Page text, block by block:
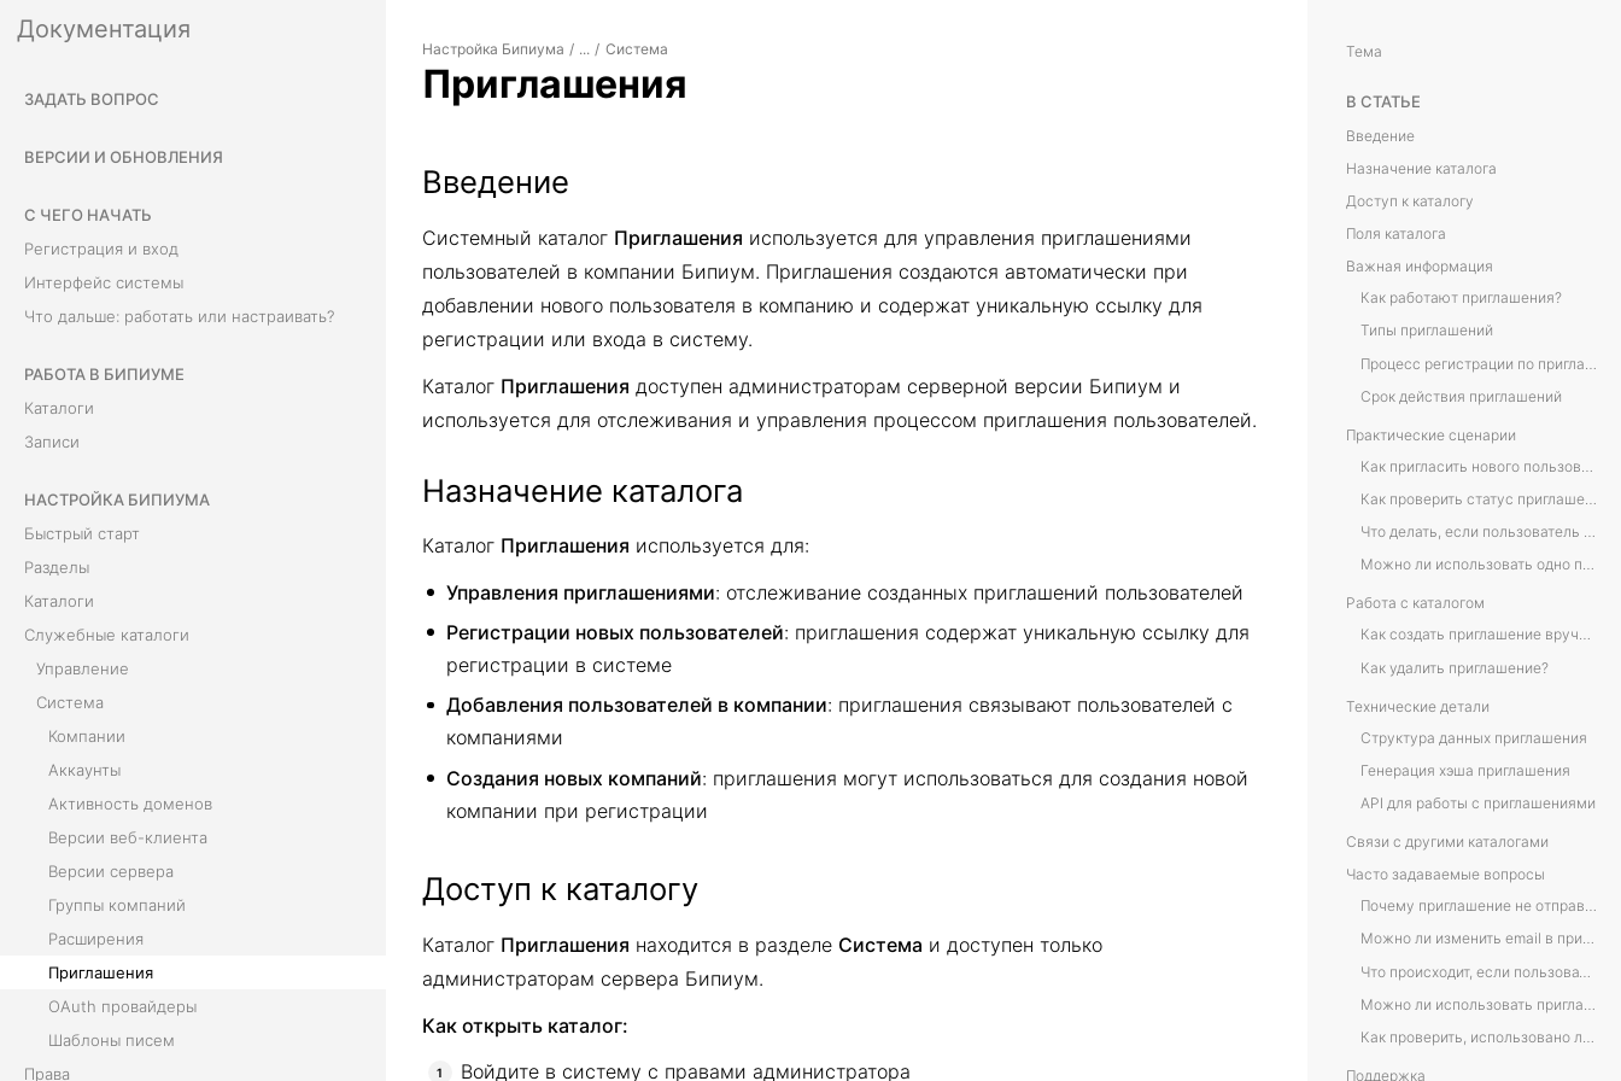
Документация
ЗАДАТЬ ВОПРОС
ВЕРСИИ И ОБНОВЛЕНИЯ
С ЧЕГО НАЧАТЬ
Регистрация и вход
Интерфейс системы
Что дальше: работать или настраивать?
РАБОТА В БИПИУМЕ
Каталоги
Записи
НАСТРОЙКА БИПИУМА
Быстрый старт
Разделы
Каталоги
Служебные каталоги
Управление
Система
Компании
Аккаунты
Активность доменов
Версии веб-клиента
Версии сервера
Группы компаний
Расширения
Приглашения
OAuth провайдеры
Шаблоны писем
Права
Настройка Бипиума / ... / Система
Приглашения
Введение
Системный каталог Приглашения используется для управления приглашениями
пользователей в компании Бипиум. Приглашения создаются автоматически при
добавлении нового пользователя в компанию и содержат уникальную ссылку для
регистрации или входа в систему.
Каталог Приглашения доступен администраторам серверной версии Бипиум и
используется для отслеживания и управления процессом приглашения пользователей.
Назначение каталога
Каталог Приглашения используется для:
Управления приглашениями: отслеживание созданных приглашений пользователей
Регистрации новых пользователей: приглашения содержат уникальную ссылку для
регистрации в системе
Добавления пользователей в компании: приглашения связывают пользователей с
компаниями
Создания новых компаний: приглашения могут использоваться для создания новой
компании при регистрации
Доступ к каталогу
Каталог Приглашения находится в разделе Система и доступен только
администраторам сервера Бипиум.
Как открыть каталог:
Войдите в систему с правами администратора
Тема
В СТАТЬЕ
Введение
Назначение каталога
Доступ к каталогу
Поля каталога
Важная информация
Как работают приглашения?
Типы приглашений
Срок действия приглашений
Практические сценарии
Как проверить статус приглашения?
Что делать, если пользователь не получил приглашение?
Можно ли использовать одно приглашение несколько раз?
Работа с каталогом
Как создать приглашение вручную?
Как удалить приглашение?
Технические детали
Структура данных приглашения
Генерация хэша приглашения
API для работы с приглашениями
Связи с другими каталогами
Часто задаваемые вопросы
Почему приглашение не отправляется пользователю?
Можно ли изменить email в приглашении?
Поддержка